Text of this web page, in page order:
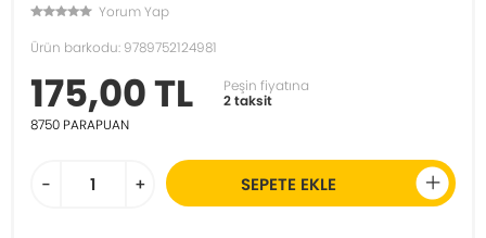
Yorum Yap
Ürün barkodu: 9789752124981
175,00 TL
Peşin fiyatına
2 taksit
8750 PARAPUAN
- + SEPETE EKLE